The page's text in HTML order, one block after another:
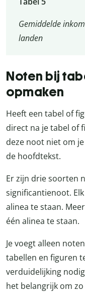
Gemiddelde
landen
Noten bij
opmaken
Heeft een tabel of
direct na je tabel of
deze noot niet om
de hoofdtekst.
Er zijn drie soorten
significantienoot.
alinea te staan.
één alinea te staan.
Je voegt alleen
tabellen en figuren
verduidelijking
het belangrijk om